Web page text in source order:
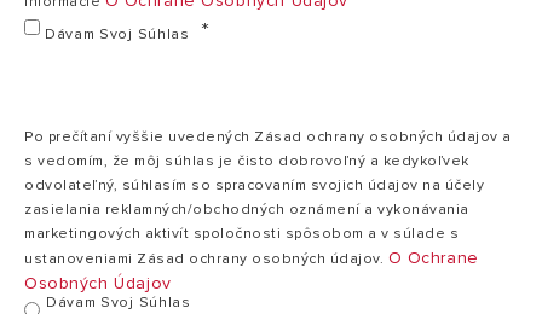
kW (PDF, 2.51 mb)
Dávam Svoj Súhlas
Po prečítaní vyššie uvedených Zásad ochrany osobných údajov a
s vedomím, že môj súhlas je čisto dobrovoľný a kedykoľvek
odvolateľný, súhlasím so spracovaním svojich údajov na účely
zasielania reklamných/obchodných oznámení a vykonávania
marketingových aktivít spoločnosti spôsobom a v súlade s
ustanoveniami Zásad ochrany osobných údajov. O Ochrane
Osobných Údajov
Dávam Svoj Súhlas